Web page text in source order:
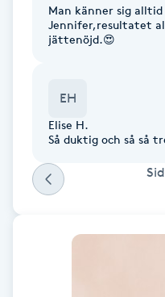
Fotsvamp
Fransborttagning
Fransfärgning
Fransförlängning
Man känner sig
Jennifer,resultatet
jättenöjd.😍
EH
Elise H.
Så duktig och så så